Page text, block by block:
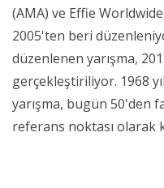
(AMA) ve Effie
2005'ten beri
düzenlenen yarışma,
gerçekleştiriliyor. 1968
yarışma, bugün 50'den
referans noktası olarak